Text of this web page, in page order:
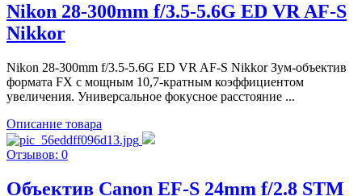
Nikon 28-300mm f/3.5-5.6G ED VR AF-S
Nikkor
Nikon 28-300mm f/3.5-5.6G ED VR AF-S Nikkor Зум-объектив
формата FX с мощным 10,7-кратным коэффициентом
увеличения. Универсальное фокусное расстояние ...
Описание товара
Отзывов: 0
Объектив Canon EF-S 24mm f/2.8 STM